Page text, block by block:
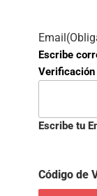
Email
Escribe
Verificación
Escribe tu
Código de